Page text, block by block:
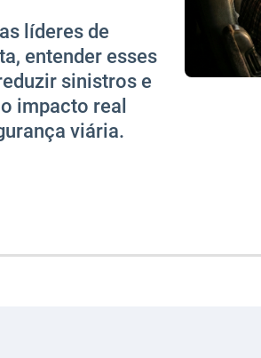
líderes de
entender esses
sinistros e
impacto real
viária.